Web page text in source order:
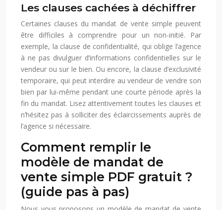
Les clauses cachées à déchiffrer
Certaines clauses du mandat de vente simple peuvent
être difficiles à comprendre pour un non-initié. Par
exemple, la clause de confidentialité, qui oblige l’agence
à ne pas divulguer d’informations confidentielles sur le
vendeur ou sur le bien. Ou encore, la clause d’exclusivité
temporaire, qui peut interdire au vendeur de vendre son
bien par lui-même pendant une courte période après la
fin du mandat. Lisez attentivement toutes les clauses et
n’hésitez pas à solliciter des éclaircissements auprès de
l’agence si nécessaire.
Comment remplir le
modèle de mandat de
vente simple PDF gratuit ?
(guide pas à pas)